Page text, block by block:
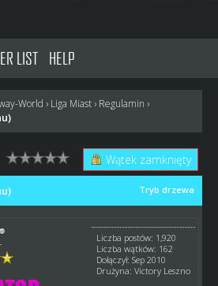
LIST HELP
World › Liga Miast› Regulamin ›
Wątek zamknięty
Tryb drzewa
Liczba postów: 1,920
Liczba wątków: 162
Dołączył: Sep 2010
Drużyna: Victory Leszno